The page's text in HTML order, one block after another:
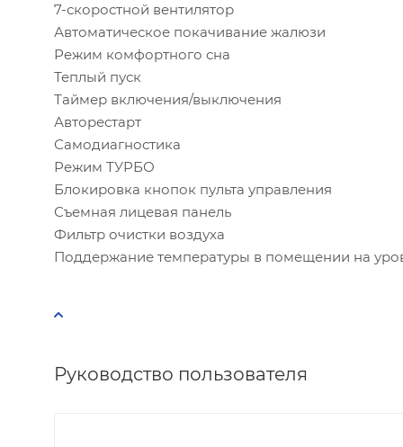
7-скоростной вентилятор
Автоматическое покачивание жалюзи
Режим комфортного сна
Теплый пуск
Таймер включения/выключения
Авторестарт
Самодиагностика
Режим ТУРБО
Блокировка кнопок пульта управления
Съемная лицевая панель
Фильтр очистки воздуха
Поддержание температуры в помещении на
Руководство пользователя